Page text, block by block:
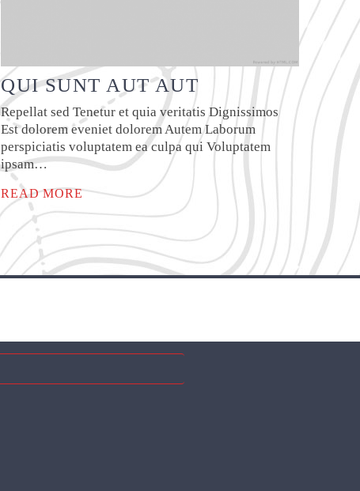
QUI SUNT AUT AUT
Repellat sed Tenetur et quia veritatis Dignissimos
Est dolorem eveniet dolorem Autem Laborum
perspiciatis voluptatem ea culpa qui Voluptatem
ipsam…
READ MORE